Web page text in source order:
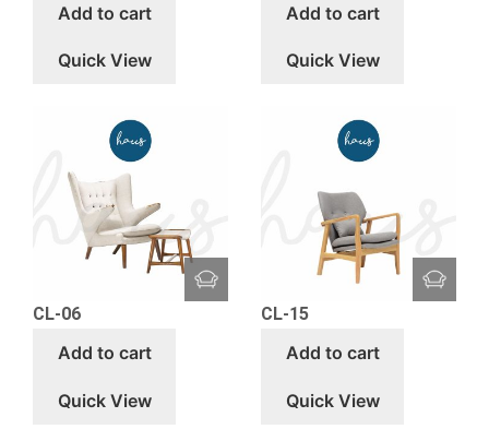
Add to cart
Quick View
Add to cart
Quick View
CL-06
Add to cart
Quick View
CL-15
Add to cart
Quick View